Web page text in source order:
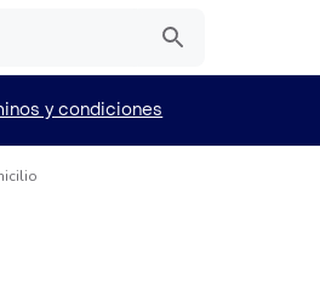
y condiciones